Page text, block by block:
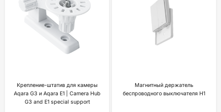
Крепление-штатив для камеры
Aqara G3 и Aqara E1 | Camera Hub
G3 and E1 special support
Магнитный держатель
беспроводного выключателя H1